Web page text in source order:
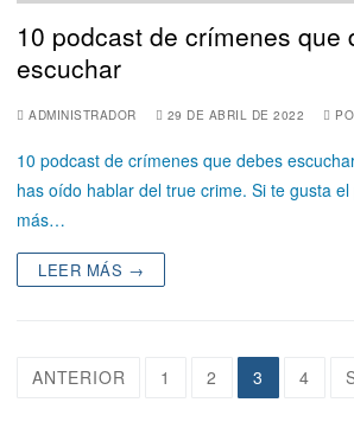
10 podcast de crímenes que
escuchar
ADMINISTRADOR 29 DE ABRIL DE 2022
10 podcast de crímenes que debes
has oído hablar del true crime. Si te gusta
más…
LEER MÁS →
ANTERIOR 1 2 3 4